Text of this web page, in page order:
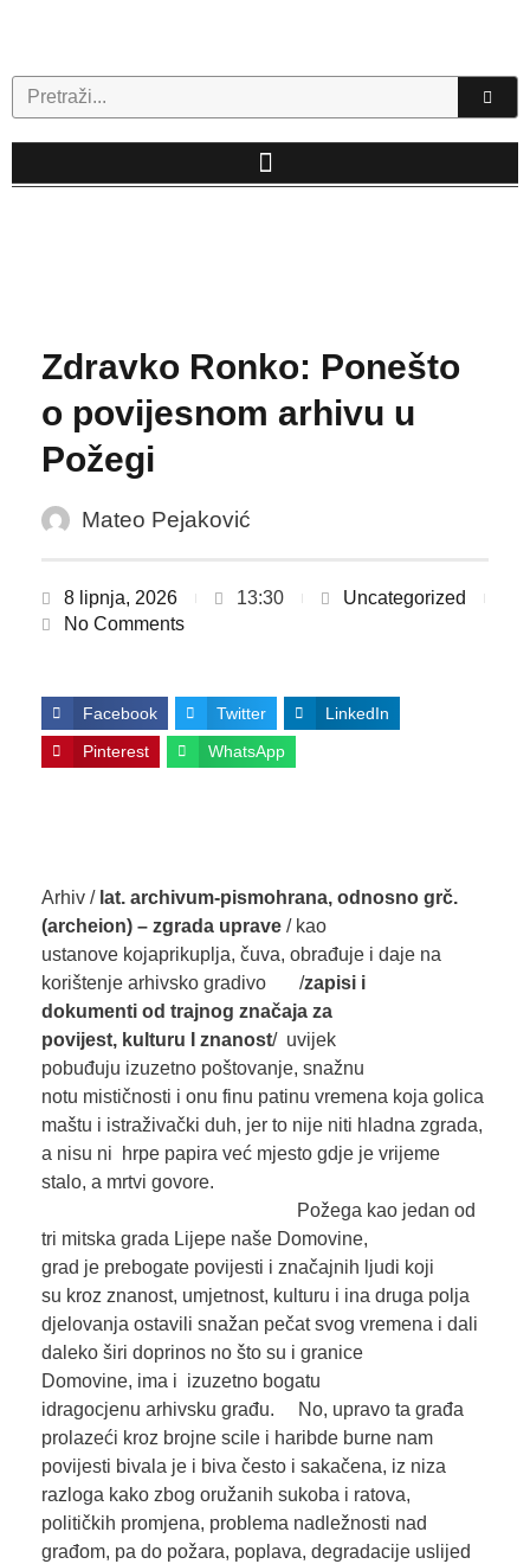
Search
Zdravko Ronko: Ponešto
o povijesnom arhivu u
Požegi
Mateo Pejaković
8 lipnja, 2026 13:30
Uncategorized
No Comments
Facebook Twitter LinkedIn
Pinterest WhatsApp
Arhiv / at. archivum-pismohrana, odnosno grč.
(archeion) – zgrada uprave/ kao
ustanove kojaprikuplja, čuva, obrađuje i daje na
korištenje arhivsko gradivo /zapisii
dokumentiod trajnog značaja za
povijest,kulturu I znanost/ uvijek
pobuđuju izuzetno poštovanje, snažnu
notu mističnosti i onu finu patinu vremena koja golica
maštu i istraživački duh, jer to nije niti hladna zgrada,
a nisu ni hrpe papira već mjesto gdje je vrijeme
stalo, a mrtvi govore.
Požega kao jedan od
tri mitska grada Lijepe naše Domovine,
grad je prebogate povijesti i značajnih ljudi koji
su kroz znanost, umjetnost, kulturu i ina druga polja
djelovanja ostavili snažan pečat svog vremena i dali
daleko širi doprinos no što su i granice
Domovine, ima i izuzetno bogatu
idragocjenu arhivsku građu. No, upravo ta građa
prolazeći kroz brojne scile i haribde burne nam
povijesti bivala je i biva često i sakačena, iz niza
razloga kako zbog oružanih sukoba i ratova,
političkih promjena, problema nadležnosti nad
građom, pa do požara, poplava, degradacije uslijed